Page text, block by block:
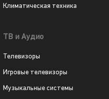
Климатическая техника
ТВ и Аудио
Телевизоры
Игровые телевизоры
Музыкальные системы